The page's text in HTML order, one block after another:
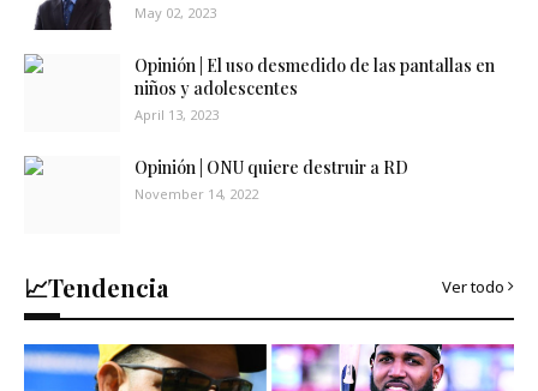
May 02, 2023
Opinión | El uso desmedido de las pantallas en
niños y adolescentes
April 13, 2023
Opinión | ONU quiere destruir a RD
November 14, 2022
📈Tendencia Ver todo